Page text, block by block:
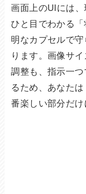
画面上のUIには
ひと目でわかる
明なカプセルで
ります。画像サ
調整も、指示一
るため、あなた
番楽しい部分だけ